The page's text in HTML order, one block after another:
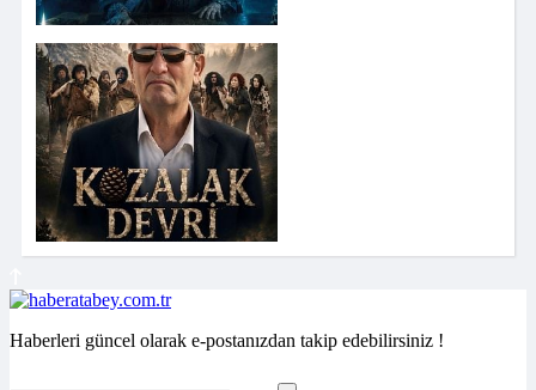
Haberleri güncel olarak e-postanızdan takip edebilirsiniz !